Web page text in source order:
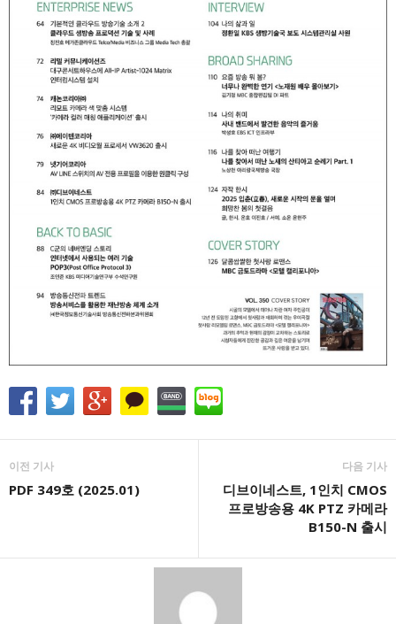
이전 기사
PDF 349호 (2025.01)
다음 기사
디브이네스트, 1인치 CMOS
프로방송용 4K PTZ 카메라
B150-N 출시